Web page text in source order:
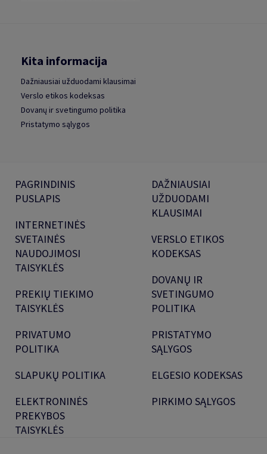
Kita informacija
Dažniausiai užduodami klausimai
Verslo etikos kodeksas
Dovanų ir svetingumo politika
Pristatymo sąlygos
PAGRINDINIS
PUSLAPIS
INTERNETINĖS
SVETAINĖS
NAUDOJIMOSI
TAISYKLĖS
PREKIŲ TIEKIMO
TAISYKLĖS
PRIVATUMO
POLITIKA
SLAPUKŲ POLITIKA
ELEKTRONINĖS
PREKYBOS
TAISYKLĖS
DAŽNIAUSIAI
UŽDUODAMI
KLAUSIMAI
VERSLO ETIKOS
KODEKSAS
DOVANŲ IR
SVETINGUMO
POLITIKA
PRISTATYMO
SĄLYGOS
ELGESIO KODEKSAS
PIRKIMO SĄLYGOS